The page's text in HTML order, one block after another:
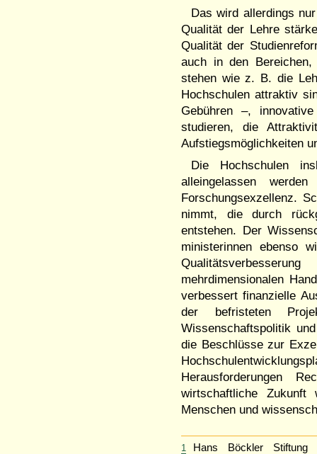
Das wird allerdings
Qualität der Lehre
Qualität der
auch in den
stehen wie z. B. die
Hochschulen attraktiv
Gebühren –,
studieren, die
Aufstiegsmöglichkeiten
Die Hochschulen
alleingelassen
Forschungsexzellenz.
nimmt, die durch
entstehen. Der
ministerinnen ebenso
mehrdimensionalen
verbessert finanzielle
der befristeten
Wissenschaftspolitik
die Beschlüsse zur
Herausforderungen
wirtschaftliche
Menschen und
1
Hans Böckler Stiftung